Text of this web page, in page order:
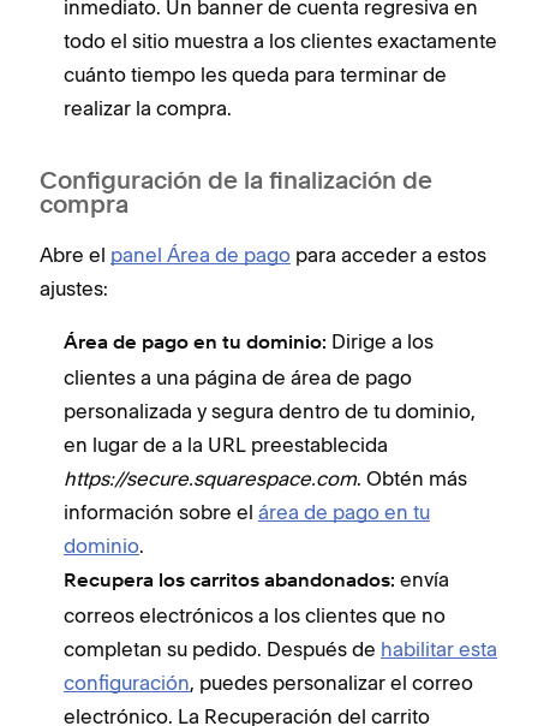
inmediato. Un banner de cuenta regresiva en
todo el sitio muestra a los clientes exactamente
cuánto tiempo les queda para terminar de
realizar la compra.
Configuración de la finalización de
compra
Abre el panel Área de pago para acceder a estos
ajustes:
Área de pago en tu dominio: Dirige a los
clientes a una página de área de pago
personalizada y segura dentro de tu dominio,
en lugar de a la URL preestablecida
https://secure.squarespace.com. Obtén más
información sobre el área de pago en tu
dominio.
Recupera los carritos abandonados: envía
correos electrónicos a los clientes que no
completan su pedido. Después de habilitar esta
configuración, puedes personalizar el correo
electrónico. La Recuperación del carrito